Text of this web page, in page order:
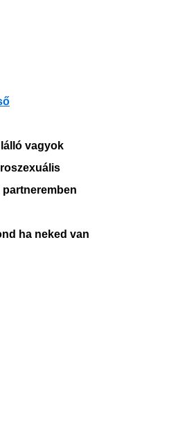
vagyok
partneremben
ha neked van